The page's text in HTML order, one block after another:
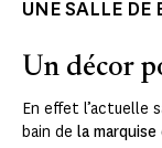
UNE SALLE DE
Un décor
En effet l’actuelle
bain de la marquise